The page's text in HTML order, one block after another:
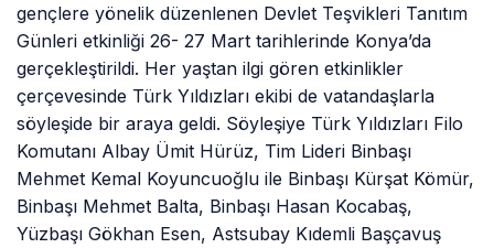
gençlere yönelik düzenlenen Devlet Teşvikleri Tanıtım
Günleri etkinliği 26- 27 Mart tarihlerinde Konya’da
gerçekleştirildi. Her yaştan ilgi gören etkinlikler
çerçevesinde Türk Yıldızları ekibi de vatandaşlarla
söyleşide bir araya geldi. Söyleşiye Türk Yıldızları Filo
Komutanı Albay Ümit Hürüz, Tim Lideri Binbaşı
Mehmet Kemal Koyuncuoğlu ile Binbaşı Kürşat Kömür,
Binbaşı Mehmet Balta, Binbaşı Hasan Kocabaş,
Yüzbaşı Gökhan Esen, Astsubay Kıdemli Başçavuş